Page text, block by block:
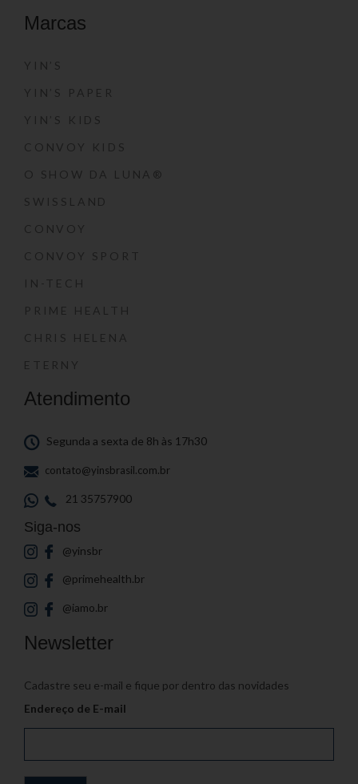
Marcas
YIN’S
YIN’S PAPER
YIN’S KIDS
CONVOY KIDS
O SHOW DA LUNA®
SWISSLAND
CONVOY
CONVOY SPORT
IN-TECH
PRIME HEALTH
CHRIS HELENA
ETERNY
Atendimento
Segunda a sexta de 8h às 17h30
contato@yinsbrasil.com.br
21 35757900
Siga-nos
@yinsbr
@primehealth.br
@iamo.br
Newsletter
Cadastre seu e-mail e fique por dentro das novidades
Endereço de E-mail